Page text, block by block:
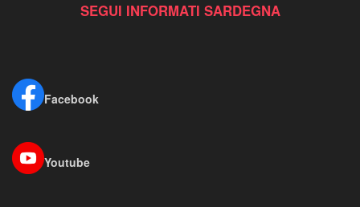
SEGUI INFORMATI SARDEGNA
Facebook
Youtube